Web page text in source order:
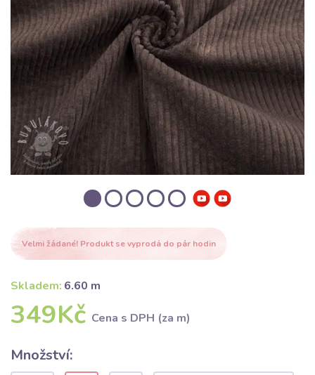
Velmi žádané! Produkt se vyprodá do pár hodin
Skladem: 6.60 m
349Kč Cena s DPH (za m)
Množství: